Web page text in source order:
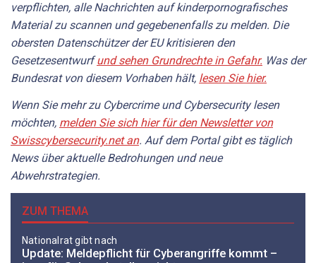
verpflichten, alle Nachrichten auf kinderpornografisches
Material zu scannen und gegebenenfalls zu melden. Die
obersten Datenschützer der EU kritisieren den
Gesetzesentwurfund sehen Grundrechte in Gefahr. Was der
Bundesrat von diesem Vorhaben hält, lesen Sie hier.
Wenn Sie mehr zu Cybercrime und Cybersecurity lesen
möchten, melden Sie sich hier für den Newsletter von
Swisscybersecurity.net an. Auf dem Portal gibt es täglich
News über aktuelle Bedrohungen und neue
Abwehrstrategien.
ZUM THEMA
Nationalrat gibt nach
Update: Meldepflicht für Cyberangriffe kommt –